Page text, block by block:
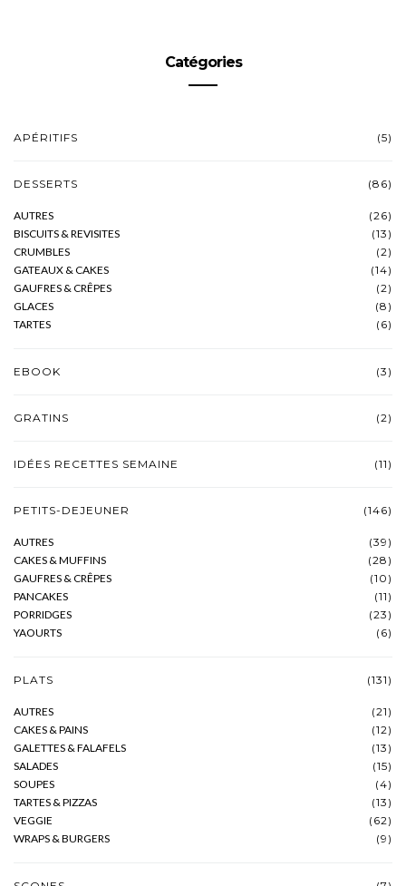
Catégories
APÉRITIFS (5)
DESSERTS (86)
AUTRES
(26)
BISCUITS & REVISITES
(13)
CRUMBLES
(2)
GATEAUX & CAKES
(14)
GAUFRES & CRÊPES
(2)
GLACES
(8)
TARTES
(6)
EBOOK (3)
GRATINS (2)
IDÉES RECETTES SEMAINE (11)
PETITS-DEJEUNER (146)
AUTRES
(39)
CAKES & MUFFINS
(28)
GAUFRES & CRÊPES
(10)
PANCAKES
(11)
PORRIDGES
(23)
YAOURTS
(6)
PLATS (131)
AUTRES
(21)
CAKES & PAINS
(12)
GALETTES & FALAFELS
(13)
SALADES
(15)
SOUPES
(4)
TARTES & PIZZAS
(13)
VEGGIE
(62)
WRAPS & BURGERS
(9)